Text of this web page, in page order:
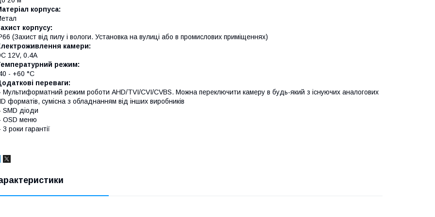
корпуса:
корпусу:
(Захист від пилу і вологи. Установка на вулиці або в промислових приміщеннях)
камери:
12V, 0.4A
режим:
- +60 °C
переваги:
Мультиформатний режим роботи AHD/TVI/CVI/CVBS. Можна переключити камеру в будь-який з існуючих аналогових
форматів, сумісна з обладнанням від інших виробників
SMD діоди
OSD меню
3 роки гарантії